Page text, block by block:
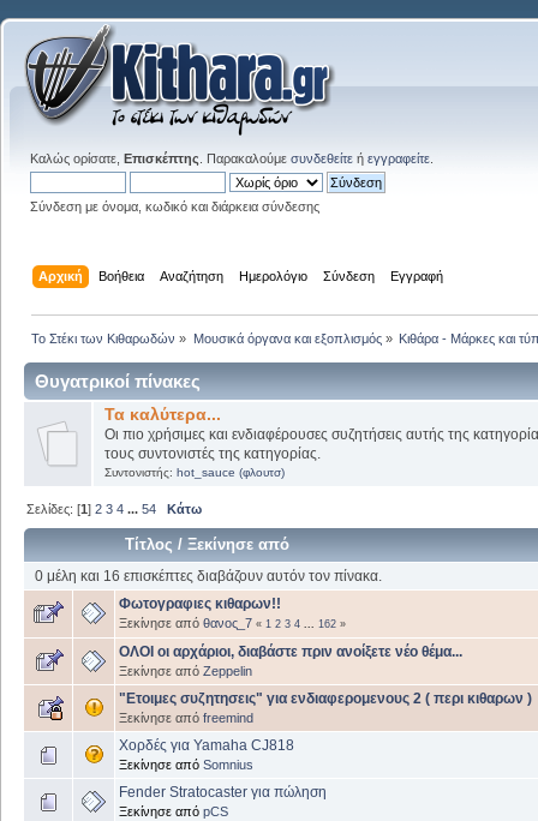
Καλώς ορίσατε, Επισκέπτης . Παρακαλούμε συνδεθείτε ή εγγραφείτε
Σύνδεση με όνομα, κωδικό και διάρκεια σύνδεσης
Αρχική Βοήθεια Αναζήτηση Ημερολόγιο Σύνδεση Εγγραφή
Το Στέκι των Κιθαρωδών » Μουσικά όργανα και εξοπλισμός» Κιθάρα - Μάρκες και
Θυγατρικοί πίνακες
Τα καλύτερα...
Οι πιο χρήσιμες και ενδιαφέρουσες συζητήσεις αυτής της
τους συντονιστές της κατηγορίας.
Συντονιστής: hot_sauce (φλουτσ)
Σελίδες: [1]2 3 4 ...54 Κάτω
Τίτλος /Ξεκίνησε από
0 μέλη και 16 επισκέπτες διαβάζουν αυτόν τον πίνακα.
Φωτογραφιες κιθαρων!!
Ξεκίνησε από θανος_7 « 1 2 3 4 ... 162 »
ΟΛΟΙ οι αρχάριοι, διαβάστε πριν ανοίξετε νέο θέμα...
Ξεκίνησε από Zeppelin
"Ετοιμες συζητησεις" για ενδιαφερομενους 2 ( περι κιθαρων )
Ξεκίνησε από freemind
Χορδές για Yamaha CJ818
Ξεκίνησε από Somnius
Fender Stratocaster για πώληση
Ξεκίνησε από pCS